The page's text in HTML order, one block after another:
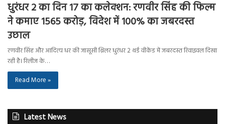
धुरंधर 2 का दिन 17 का कलेक्शन: रणवीर सिंह की फिल्म
ने कमाए 1565 करोड़, विदेश में 100% का जबरदस्त
उछाल
रणवीर सिंह और आदित्य धर की जासूसी थ्रिलर धुरंधर 2 थर्ड वीकेंड में जबरदस्त रिवाइवल दिखा
रही है। रिलीज के…
Read More »
Latest News